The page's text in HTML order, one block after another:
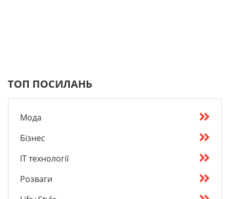
ТОП ПОСИЛАНЬ
Мода
Бізнес
IT технології
Розваги